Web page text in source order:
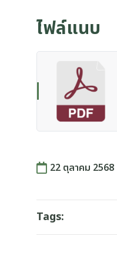
ไฟล์แนบ
22 ตุลาคม 2568
Tags: